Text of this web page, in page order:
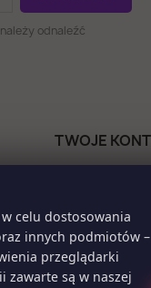
odnaleźć
TWOJE
Moje
płatności
Adresy
celu dostosowania
innych podmiotów –
przeglądarki
zawarte są w naszej